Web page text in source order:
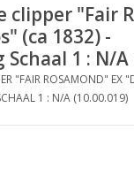
clipper "Fair
(ca 1832) -
1 : N/A
"FAIR ROSAMOND" EX
1 : N/A (10.00.019)